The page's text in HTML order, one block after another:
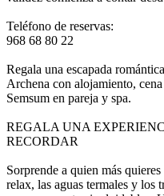
Teléfono de reservas:
968 68 80 22
Regala una escapada
Archena con alojamiento,
Semsum en pareja y spa.
REGALA UNA
RECORDAR
Sorprende a quien más
relax, las aguas termales y los